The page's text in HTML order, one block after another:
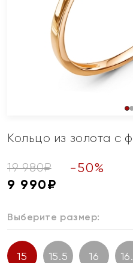
Кольцо из золота с
19 980₽ -50%
9 990₽
Выберите размер:
15 15.5 16